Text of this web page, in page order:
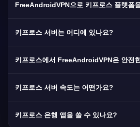
서버를 구독·카드·가입 없이 무제
FreeAndroidVPN으로 키프로스 플랫폼
있어 보통 끊김 없이 HD로 시청할
키프로스 서버는 어디에 있나요?
Limassol, Nicosia, Stróvolos입
10Gbps로 운영되며 장애 시 가장
키프로스에서 FreeAndroidVPN은 안전
네. AES-256 암호화와 엄격한 노
용 기록이 남지 않습니다.
키프로스 서버 속도는 어떤가요?
10Gbps 용량으로 매우 빠릅니다
속도는 85 Mbps로 HD 스트리밍
키프로스 은행 앱을 쓸 수 있나요?